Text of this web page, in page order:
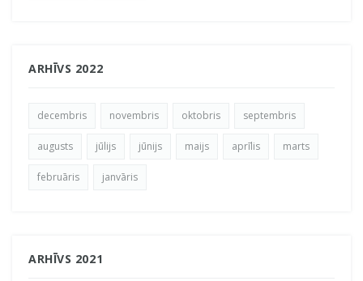
ARHĪVS 2022
decembris novembris oktobris septembris
augusts jūlijs jūnijs maijs aprīlis marts
februāris janvāris
ARHĪVS 2021